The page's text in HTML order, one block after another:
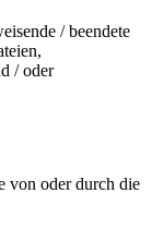
/ beendete
/ oder
von oder durch die